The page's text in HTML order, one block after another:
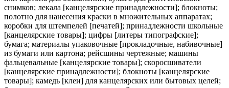
снимков; лекала [канцелярские принадлежности]; блокноты;
полотно для нанесения краски в множительных аппаратах;
коробки для штемпелей [печатей]; принадлежности школьные
[канцелярские товары]; цифры [литеры типографские];
бумага; материалы упаковочные [прокладочные, набивочные]
из бумаги или картона; рейсшины чертежные; машины
фальцевальные [канцелярские товары]; скоросшиватели
[канцелярские принадлежности]; блокноты [канцелярские
товары]; камедь [клеи] для канцелярских или бытовых целей;